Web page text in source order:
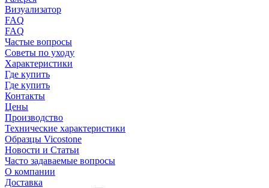
Визуализатор
FAQ
FAQ
Частые вопросы
Советы по уходу
Характеристики
Где купить
Где купить
Контакты
Цены
Производство
Технические характеристики
Образцы Vicostone
Новости и Статьи
Часто задаваемые вопросы
О компании
Доставка